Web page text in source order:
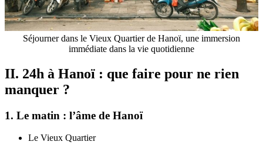
Séjourner dans le Vieux Quartier de Hanoï, une immersion
immédiate dans la vie quotidienne
II. 24h à Hanoï : que faire pour ne rien
manquer ?
1. Le matin : l’âme de Hanoï
Le Vieux Quartier